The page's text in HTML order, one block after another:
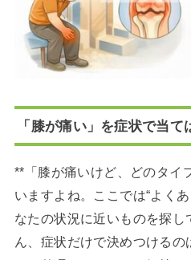
「膝が痛い」を症状で当て
**「膝が痛いけど、どのタイ
いますよね。ここでは“よく
なたの状況に近いものを探し
ん、症状だけで決めつける